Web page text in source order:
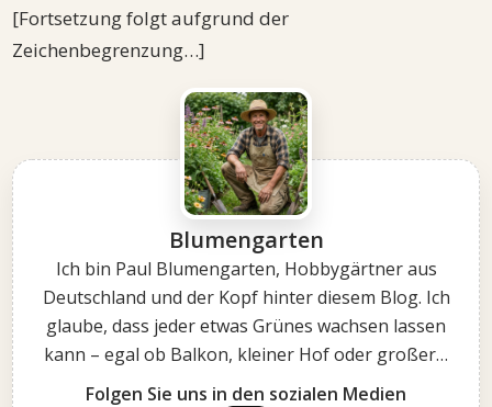
[Fortsetzung folgt aufgrund der
Zeichenbegrenzung…]
Blumengarten
Ich bin Paul Blumengarten, Hobbygärtner aus
Deutschland und der Kopf hinter diesem Blog. Ich
glaube, dass jeder etwas Grünes wachsen lassen
kann – egal ob Balkon, kleiner Hof oder großer…
Folgen Sie uns in den sozialen Medien